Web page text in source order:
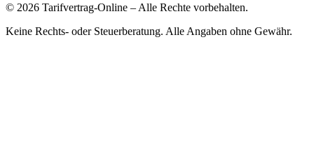
© 2026 Tarifvertrag-Online – Alle Rechte vorbehalten.
Keine Rechts- oder Steuerberatung. Alle Angaben ohne Gewähr.